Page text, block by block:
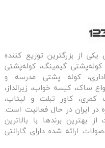
یکی از بزرگترین توزیع کننده
گیمینگ، کوله‌پشتی
کوله پشتی مدرسه و
ساک، کیسه خواب، زیرانداز،
کاور تبلت و لپتاپ،
در ایران در حال فعالیت است.
بهترین برندها با بالاترین
ارائه شده دارای گارانتی